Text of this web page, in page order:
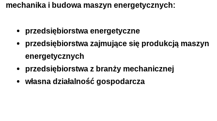
mechanika i budowa maszyn energetycznych:
przedsiębiorstwa energetyczne
przedsiębiorstwa zajmujące się produkcją maszyn
energetycznych
przedsiębiorstwa z branży mechanicznej
własna działalność gospodarcza